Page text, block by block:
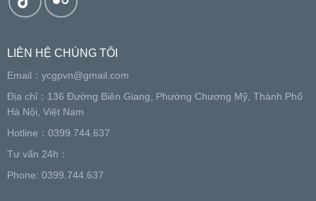
LIÊN HỆ CHÚNG TÔI
Email： ycgpvn@gmail.com
Địa chỉ：136 Đường Biên Giang, Phường Chương Mỹ, Thành Phố
Hà Nội, Việt Nam
Hotline：0399.744.637
Tư vấn 24h：
Phone: 0399.744.637